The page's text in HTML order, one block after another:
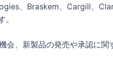
、Braskem、Cargill、
会、新製品の発売や承認に関